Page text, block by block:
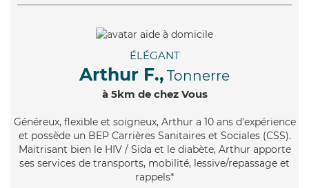
ÉLÉGANT
Arthur F., Tonnerre
à 5km de chez Vous
Généreux, flexible et soigneux, Arthur a 10 ans d'expérience
et possède un BEP Carrières Sanitaires et Sociales (CSS).
Maitrisant bien le HIV / Sida et le diabète, Arthur apporte
ses services de transports, mobilité, lessive/repassage et
rappels*